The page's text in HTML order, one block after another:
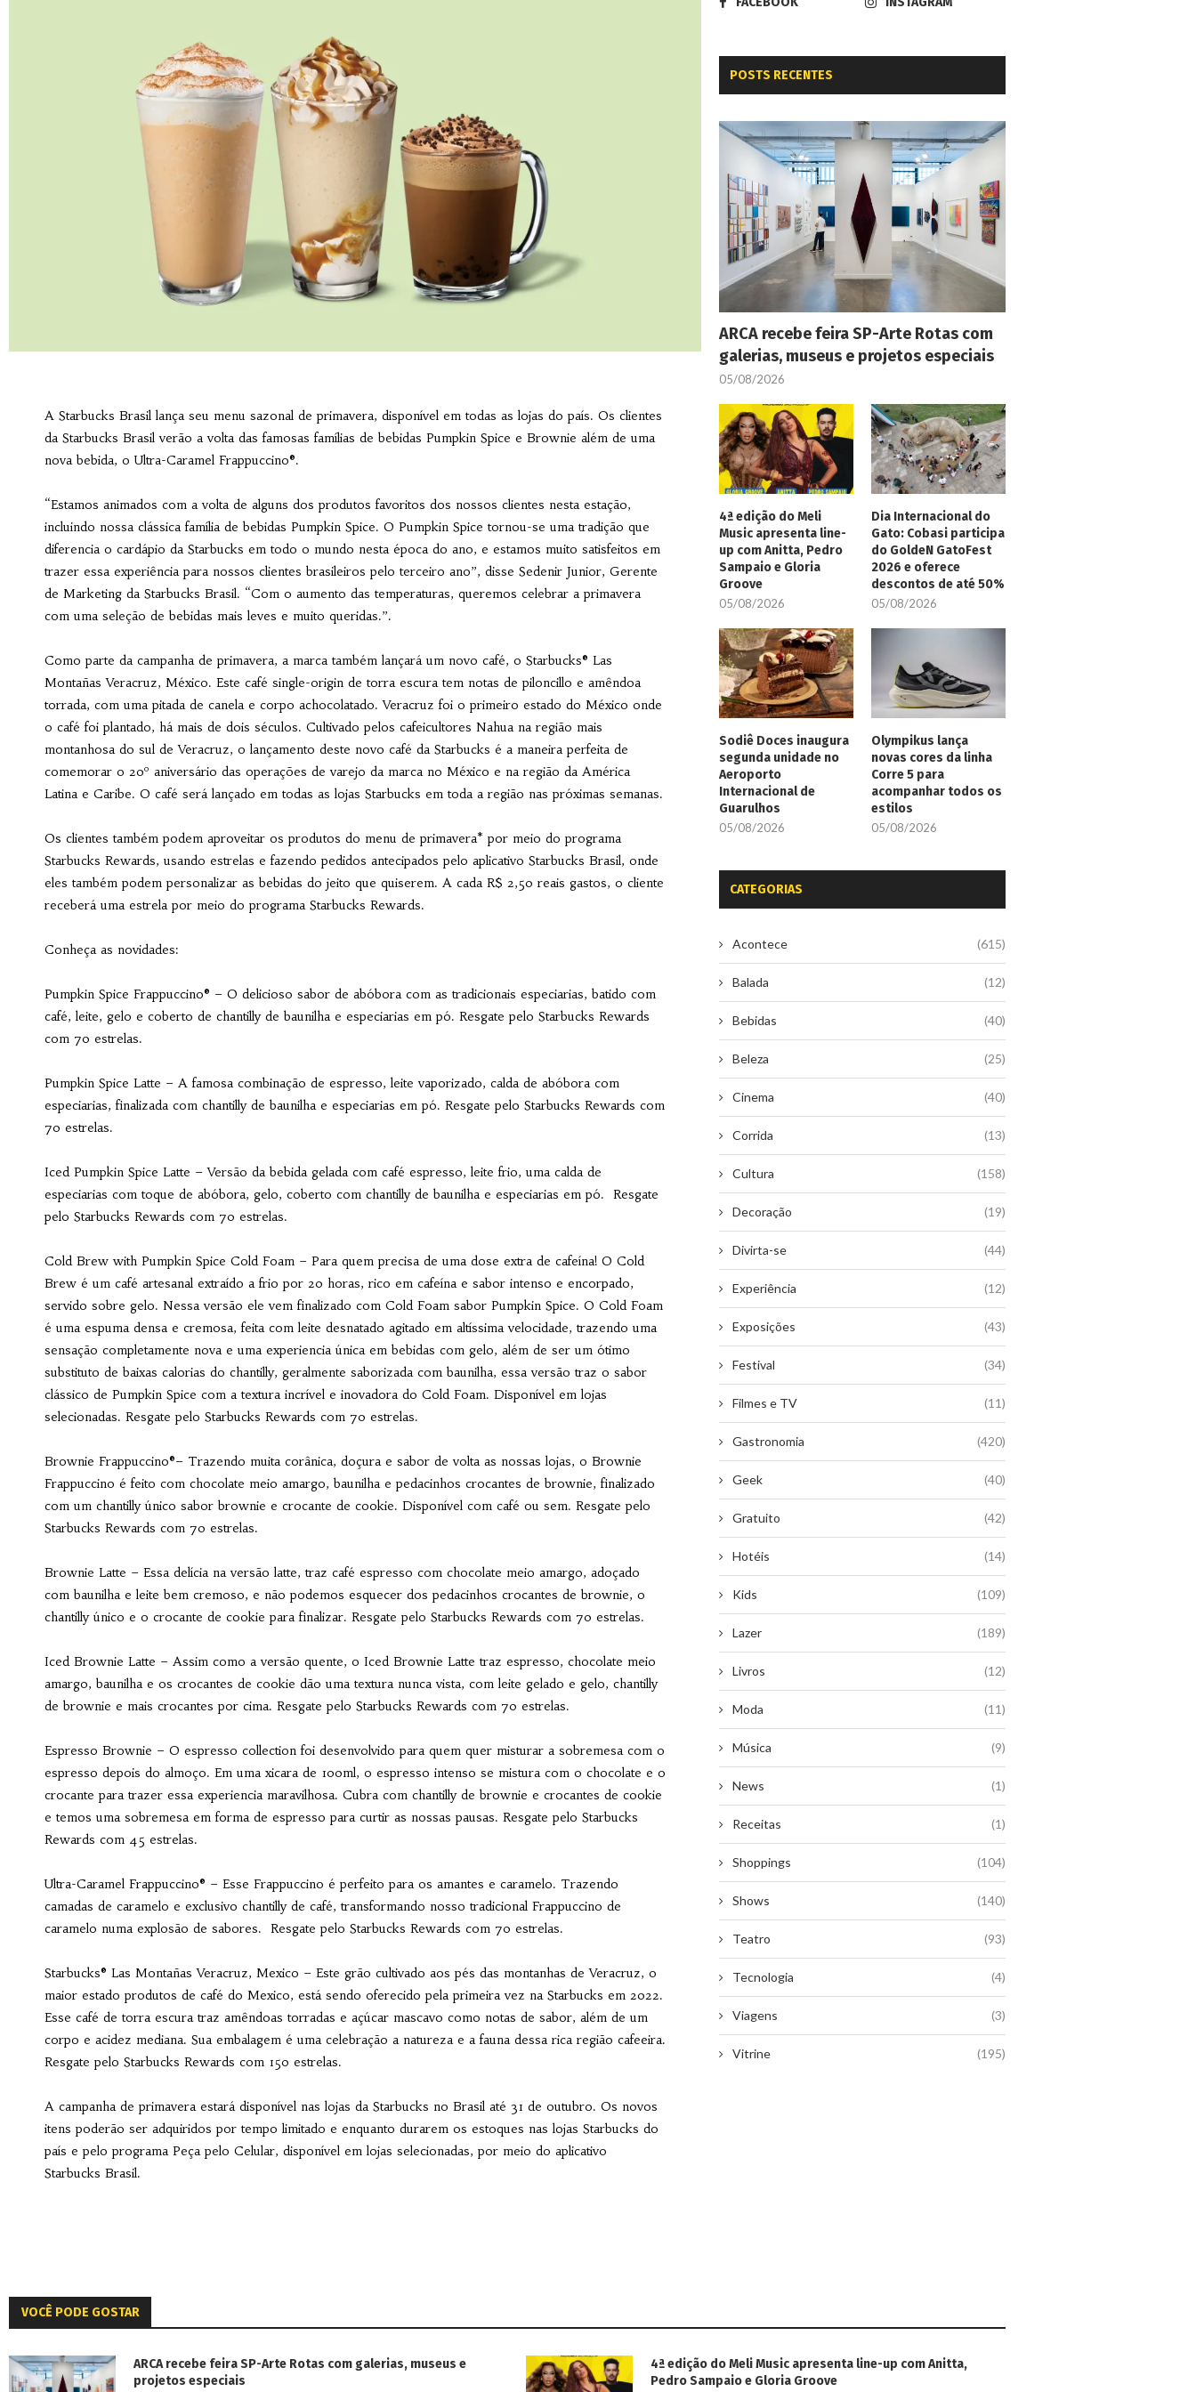
A Starbucks Brasil lança seu menu sazonal de primavera, disponível em todas as lojas do país. Os clientes
da Starbucks Brasil verão a volta das famosas famílias de bebidas Pumpkin Spice e Brownie além de uma
nova bebida, o Ultra-Caramel Frappuccino®.
“Estamos animados com a volta de alguns dos produtos favoritos dos nossos clientes nesta estação,
incluindo nossa clássica família de bebidas Pumpkin Spice. O Pumpkin Spice tornou-se uma tradição que
diferencia o cardápio da Starbucks em todo o mundo nesta época do ano, e estamos muito satisfeitos em
trazer essa experiência para nossos clientes brasileiros pelo terceiro ano”, disse Sedenir Junior, Gerente
de Marketing da Starbucks Brasil. “Com o aumento das temperaturas, queremos celebrar a primavera
com uma seleção de bebidas mais leves e muito queridas.”.
Como parte da campanha de primavera, a marca também lançará um novo café, o Starbucks® Las
Montañas Veracruz, México. Este café single-origin de torra escura tem notas de piloncillo e amêndoa
torrada, com uma pitada de canela e corpo achocolatado. Veracruz foi o primeiro estado do México onde
o café foi plantado, há mais de dois séculos. Cultivado pelos cafeicultores Nahua na região mais
montanhosa do sul de Veracruz, o lançamento deste novo café da Starbucks é a maneira perfeita de
comemorar o 20º aniversário das operações de varejo da marca no México e na região da América
Latina e Caribe. O café será lançado em todas as lojas Starbucks em toda a região nas próximas semanas.
Os clientes também podem aproveitar os produtos do menu de primavera* por meio do programa
Starbucks Rewards, usando estrelas e fazendo pedidos antecipados pelo aplicativo Starbucks Brasil, onde
eles também podem personalizar as bebidas do jeito que quiserem. A cada R$ 2,50 reais gastos, o cliente
receberá uma estrela por meio do programa Starbucks Rewards.
Conheça as novidades:
Pumpkin Spice Frappuccino® – O delicioso sabor de abóbora com as tradicionais especiarias, batido com
café, leite, gelo e coberto de chantilly de baunilha e especiarias em pó. Resgate pelo Starbucks Rewards
com 70 estrelas.
Pumpkin Spice Latte – A famosa combinação de espresso, leite vaporizado, calda de abóbora com
especiarias, finalizada com chantilly de baunilha e especiarias em pó. Resgate pelo Starbucks Rewards com
70 estrelas.
Iced Pumpkin Spice Latte – Versão da bebida gelada com café espresso, leite frio, uma calda de
especiarias com toque de abóbora, gelo, coberto com chantilly de baunilha e especiarias em pó. Resgate
pelo Starbucks Rewards com 70 estrelas.
Cold Brew with Pumpkin Spice Cold Foam – Para quem precisa de uma dose extra de cafeína! O Cold
Brew é um café artesanal extraído a frio por 20 horas, rico em cafeína e sabor intenso e encorpado,
servido sobre gelo. Nessa versão ele vem finalizado com Cold Foam sabor Pumpkin Spice. O Cold Foam
é uma espuma densa e cremosa, feita com leite desnatado agitado em altíssima velocidade, trazendo uma
sensação completamente nova e uma experiencia única em bebidas com gelo, além de ser um ótimo
substituto de baixas calorias do chantilly, geralmente saborizada com baunilha, essa versão traz o sabor
clássico de Pumpkin Spice com a textura incrível e inovadora do Cold Foam. Disponível em lojas
selecionadas. Resgate pelo Starbucks Rewards com 70 estrelas.
Brownie Frappuccino®– Trazendo muita corânica, doçura e sabor de volta as nossas lojas, o Brownie
Frappuccino é feito com chocolate meio amargo, baunilha e pedacinhos crocantes de brownie, finalizado
com um chantilly único sabor brownie e crocante de cookie. Disponível com café ou sem. Resgate pelo
Starbucks Rewards com 70 estrelas.
Brownie Latte – Essa delícia na versão latte, traz café espresso com chocolate meio amargo, adoçado
com baunilha e leite bem cremoso, e não podemos esquecer dos pedacinhos crocantes de brownie, o
chantilly único e o crocante de cookie para finalizar. Resgate pelo Starbucks Rewards com 70 estrelas.
Iced Brownie Latte – Assim como a versão quente, o Iced Brownie Latte traz espresso, chocolate meio
amargo, baunilha e os crocantes de cookie dão uma textura nunca vista, com leite gelado e gelo, chantilly
de brownie e mais crocantes por cima. Resgate pelo Starbucks Rewards com 70 estrelas.
Espresso Brownie – O espresso collection foi desenvolvido para quem quer misturar a sobremesa com o
espresso depois do almoço. Em uma xicara de 100ml, o espresso intenso se mistura com o chocolate e o
crocante para trazer essa experiencia maravilhosa. Cubra com chantilly de brownie e crocantes de cookie
e temos uma sobremesa em forma de espresso para curtir as nossas pausas. Resgate pelo Starbucks
Rewards com 45 estrelas.
Ultra-Caramel Frappuccino® – Esse Frappuccino é perfeito para os amantes e caramelo. Trazendo
camadas de caramelo e exclusivo chantilly de café, transformando nosso tradicional Frappuccino de
caramelo numa explosão de sabores. Resgate pelo Starbucks Rewards com 70 estrelas.
Starbucks® Las Montañas Veracruz, Mexico – Este grão cultivado aos pés das montanhas de Veracruz, o
maior estado produtos de café do Mexico, está sendo oferecido pela primeira vez na Starbucks em 2022.
Esse café de torra escura traz amêndoas torradas e açúcar mascavo como notas de sabor, além de um
corpo e acidez mediana. Sua embalagem é uma celebração a natureza e a fauna dessa rica região cafeeira.
Resgate pelo Starbucks Rewards com 150 estrelas.
A campanha de primavera estará disponível nas lojas da Starbucks no Brasil até 31 de outubro. Os novos
itens poderão ser adquiridos por tempo limitado e enquanto durarem os estoques nas lojas Starbucks do
país e pelo programa Peça pelo Celular, disponível em lojas selecionadas, por meio do aplicativo
Starbucks Brasil.
POSTS RECENTES
ARCA recebe feira SP-Arte Rotas com
galerias, museus e projetos especiais
05/08/2026
4ª edição do Meli
Music apresenta line-
up com Anitta, Pedro
Sampaio e Gloria
Groove
05/08/2026
Dia Internacional do
Gato: Cobasi participa
do GoldeN GatoFest
2026 e oferece
descontos de até 50%
05/08/2026
Sodiê Doces inaugura
segunda unidade no
Aeroporto
Internacional de
Guarulhos
05/08/2026
Olympikus lança
novas cores da linha
Corre 5 para
acompanhar todos os
estilos
05/08/2026
CATEGORIAS
Acontece (615)
Balada (12)
Bebidas (40)
Beleza (25)
Cinema (40)
Corrida (13)
Cultura (158)
Decoração (19)
Divirta-se (44)
Experiência (12)
Exposições (43)
Festival (34)
Filmes e TV (11)
Gastronomia (420)
Geek (40)
Gratuito (42)
Hotéis (14)
Kids (109)
Lazer (189)
Livros (12)
Moda (11)
Música (9)
News (1)
Receitas (1)
Shoppings (104)
Shows (140)
Teatro (93)
Tecnologia (4)
Viagens (3)
Vitrine (195)
VOCÊ PODE GOSTAR
ARCA recebe feira SP-Arte Rotas com galerias, museus e
projetos especiais
4ª edição do Meli Music apresenta line-up com Anitta,
Pedro Sampaio e Gloria Groove